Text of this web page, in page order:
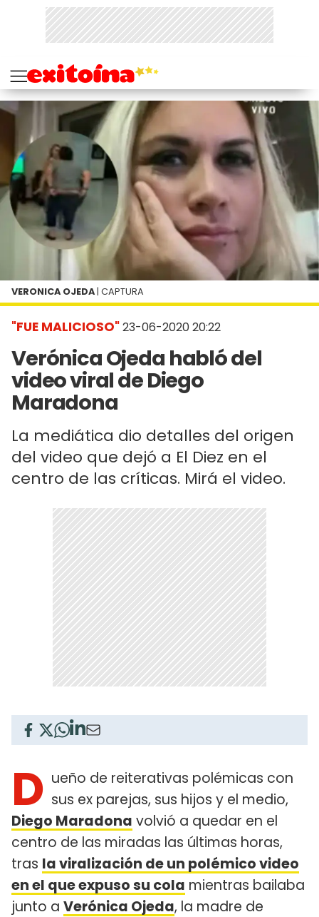
"FUE MALICIOSO"23-06-2020 20:22
Verónica Ojeda habló del
video viral de Diego
Maradona
La mediática dio detalles del origen
del video que dejó a El Diez en el
centro de las críticas. Mirá el video.
VERONICA OJEDA | CAPTURA
D ueño de reiterativas polémicas con
sus ex parejas, sus hijos y el medio,
Diego Maradona volvió a quedar en el
centro de las miradas las últimas horas,
tras la viralización de un polémico video
en el que expuso su cola mientras bailaba
junto a Verónica Ojeda, la madre de